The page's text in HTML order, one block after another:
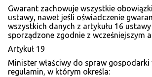
Gwarant zachowuje wszystkie
ustawy, nawet jeśli oświadczenie
wszystkich danych z artykułu 16
sporządzone zgodnie z wcześniejszym
Artykuł 19
Minister właściwy do spraw gospodarki
regulamin, w którym określa: